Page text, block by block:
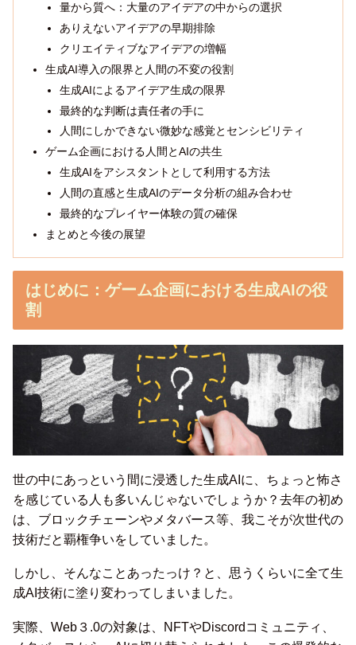
量から質へ：大量のアイデアの中からの選択
ありえないアイデアの早期排除
クリエイティブなアイデアの増幅
生成AI導入の限界と人間の不変の役割
生成AIによるアイデア生成の限界
最終的な判断は責任者の手に
人間にしかできない微妙な感覚とセンシビリティ
ゲーム企画における人間とAIの共生
生成AIをアシスタントとして利用する方法
人間の直感と生成AIのデータ分析の組み合わせ
最終的なプレイヤー体験の質の確保
まとめと今後の展望
はじめに：ゲーム企画における生成AIの役
割
世の中にあっという間に浸透した生成AIに、ちょっと怖さ
を感じている人も多いんじゃないでしょうか？去年の初め
は、ブロックチェーンやメタバース等、我こそが次世代の
技術だと覇権争いをしていました。
しかし、そんなことあったっけ？と、思うくらいに全て生
成AI技術に塗り変わってしまいました。
実際、Web３.0の対象は、NFTやDiscordコミュニティ、